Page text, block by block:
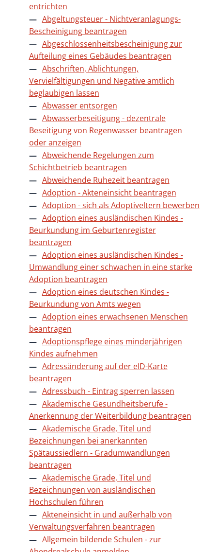
entrichten
Abgeltungsteuer - Nichtveranlagungs-
Bescheinigung beantragen
Abgeschlossenheitsbescheinigung zur
Aufteilung eines Gebäudes beantragen
Abschriften, Ablichtungen,
Vervielfältigungen und Negative amtlich
beglaubigen lassen
Abwasser entsorgen
Abwasserbeseitigung - dezentrale
Beseitigung von Regenwasser beantragen
oder anzeigen
Abweichende Regelungen zum
Schichtbetrieb beantragen
Abweichende Ruhezeit beantragen
Adoption - Akteneinsicht beantragen
Adoption - sich als Adoptiveltern bewerben
Adoption eines ausländischen Kindes -
Beurkundung im Geburtenregister
beantragen
Adoption eines ausländischen Kindes -
Umwandlung einer schwachen in eine starke
Adoption beantragen
Adoption eines deutschen Kindes -
Beurkundung von Amts wegen
Adoption eines erwachsenen Menschen
beantragen
Adoptionspflege eines minderjährigen
Kindes aufnehmen
Adressänderung auf der eID-Karte
beantragen
Adressbuch - Eintrag sperren lassen
Akademische Gesundheitsberufe -
Anerkennung der Weiterbildung beantragen
Akademische Grade, Titel und
Bezeichnungen bei anerkannten
Spätaussiedlern - Gradumwandlungen
beantragen
Akademische Grade, Titel und
Bezeichnungen von ausländischen
Hochschulen führen
Akteneinsicht in und außerhalb von
Verwaltungsverfahren beantragen
Allgemein bildende Schulen - zur